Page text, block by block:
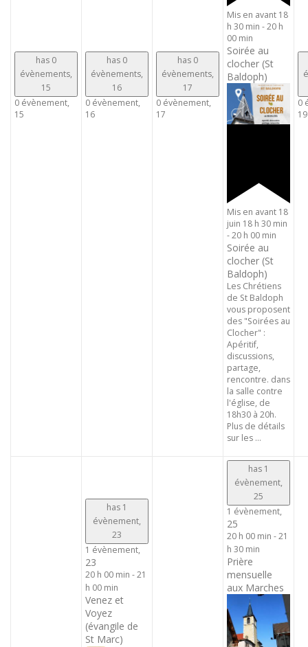
has 0
évènements,
15
0 évènement,
15
has 0
évènements,
16
0 évènement,
16
has 0
évènements,
17
0 évènement,
17
Mis en avant 18
h 30 min -20 h
00 min
Soirée au
clocher (St
Baldoph)
Mis en avant 18
juin 18 h 30 min
-20 h 00 min
Soirée au
clocher (St
Baldoph)
Les Chrétiens
de St Baldoph
vous proposent
des "Soirées au
Clocher" :
Apéritif,
discussions,
partage,
rencontre. dans
la salle contre
l'église, de
18h30 à 20h.
Plus de détails
sur les ...
0
19
has 1
évènement,
23
1 évènement,
23
20 h 00 min -21
h 00 min
Venez et
Voyez
(évangile de
St Marc)
has 1
évènement,
25
1 évènement,
25
20 h 00 min -21
h 30 min
Prière
mensuelle
aux Marches